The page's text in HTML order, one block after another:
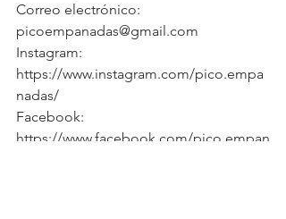
Correo electrónico:
picoempanadas@gmail.com
Instagram:
https://www.instagram.com/pico.empa
nadas/
Facebook:
https://www.facebook.com/pico.empan